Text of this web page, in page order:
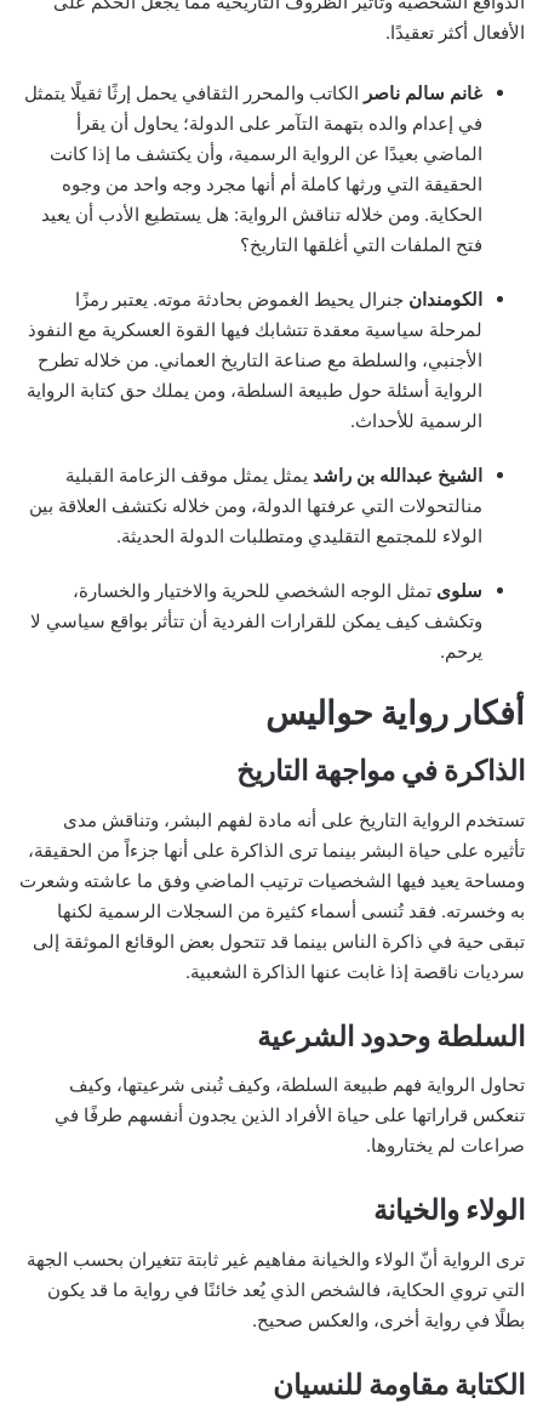
الأفعال أكثر تعقيدًا.
غانم سالم ناصر الكاتب والمحرر الثقافي يحمل إرثًا ثقيلًا يتمثل
في إعدام والده بتهمة التآمر على الدولة؛ يحاول أن يقرأ
الماضي بعيدًا عن الرواية الرسمية، وأن يكتشف ما إذا كانت
الحقيقة التي ورثها كاملة أم أنها مجرد وجه واحد من وجوه
الحكاية. ومن خلاله تناقش الرواية: هل يستطيع الأدب أن يعيد
فتح الملفات التي أغلقها التاريخ؟
الكومندان جنرال يحيط الغموض بحادثة موته. يعتبر رمزًا
لمرحلة سياسية معقدة تتشابك فيها القوة العسكرية مع النفوذ
الأجنبي، والسلطة مع صناعة التاريخ العماني. من خلاله تطرح
الرواية أسئلة حول طبيعة السلطة، ومن يملك حق كتابة الرواية
الرسمية للأحداث.
الشيخ عبدالله بن راشد يمثل يمثل موقف الزعامة القبلية
منالتحولات التي عرفتها الدولة، ومن خلاله نكتشف العلاقة بين
الولاء للمجتمع التقليدي ومتطلبات الدولة الحديثة.
سلوى تمثل الوجه الشخصي للحرية والاختيار والخسارة،
وتكشف كيف يمكن للقرارات الفردية أن تتأثر بواقع سياسي لا
يرحم.
أفكار رواية حواليس
الذاكرة في مواجهة التاريخ
تستخدم الرواية التاريخ على أنه مادة لفهم البشر، وتناقش مدى
تأثيره على حياة البشر بينما ترى الذاكرة على أنها جزءاً من الحقيقة،
ومساحة يعيد فيها الشخصيات ترتيب الماضي وفق ما عاشته وشعرت
به وخسرته. فقد تُنسى أسماء كثيرة من السجلات الرسمية لكنها
تبقى حية في ذاكرة الناس بينما قد تتحول بعض الوقائع الموثقة إلى
سرديات ناقصة إذا غابت عنها الذاكرة الشعبية.
السلطة وحدود الشرعية
تحاول الرواية فهم طبيعة السلطة، وكيف تُبنى شرعيتها، وكيف
تنعكس قراراتها على حياة الأفراد الذين يجدون أنفسهم طرفًا في
صراعات لم يختاروها.
الولاء والخيانة
ترى الرواية أنّ الولاء والخيانة مفاهيم غير ثابتة تتغيران بحسب الجهة
التي تروي الحكاية، فالشخص الذي يُعد خائنًا في رواية ما قد يكون
بطلًا في رواية أخرى، والعكس صحيح.
الكتابة مقاومة للنسيان